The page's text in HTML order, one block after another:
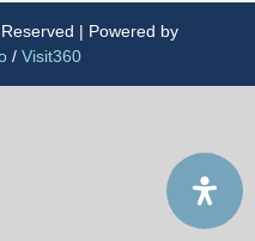
| Powered by
/ Visit360